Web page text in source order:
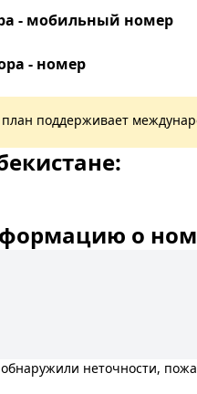
- мобильный номер
- номер
поддерживает
о
неточности,